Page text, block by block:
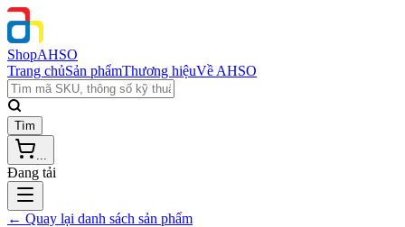
ShopAHSO
Trang chủSản phẩmThương hiệuVề AHSO
Tìm
...
Đang tải
← Quay lại danh sách sản phẩm